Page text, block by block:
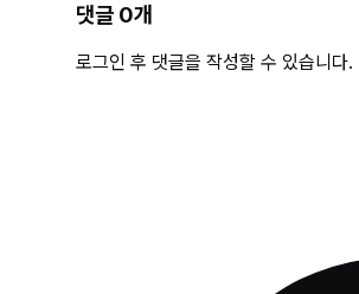
댓글 0개
로그인 후 댓글을 작성할 수 있습니다.